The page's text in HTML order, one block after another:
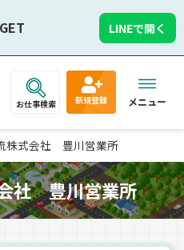
LINEで開く
お仕事検索 新規登録 メニュー
株式会社 豊川営業所
社 豊川営業所